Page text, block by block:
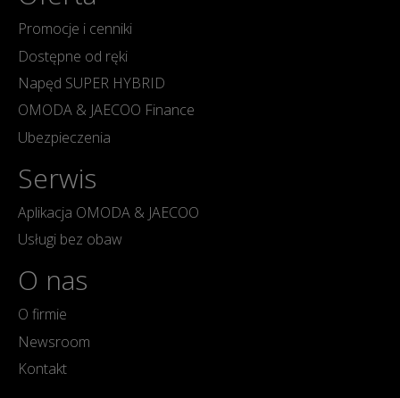
Promocje i cenniki
Dostępne od ręki
Napęd SUPER HYBRID
OMODA & JAECOO Finance
Ubezpieczenia
Serwis
Aplikacja OMODA & JAECOO
Usługi bez obaw
O nas
O firmie
Newsroom
Kontakt